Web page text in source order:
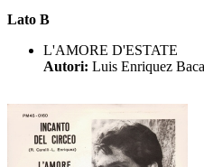
Lato B
L'AMORE D'ESTATE
Autori: Luis Enriquez